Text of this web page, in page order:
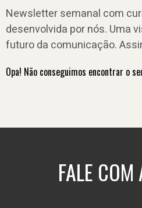
Newsletter semanal com
desenvolvida por nós. Uma
futuro da comunicação.
Opa! Não conseguimos encontrar o
FALE COM